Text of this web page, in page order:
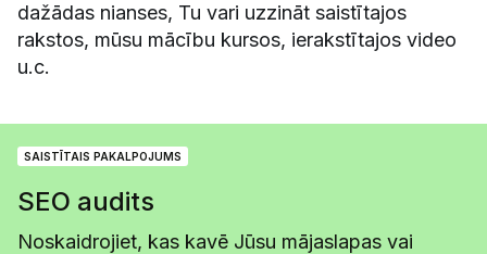
dažādas nianses, Tu vari uzzināt saistītajos
rakstos, mūsu mācību kursos, ierakstītajos video
u.c.
SAISTĪTAIS PAKALPOJUMS
SEO audits
Noskaidrojiet, kas kavē Jūsu mājaslapas vai